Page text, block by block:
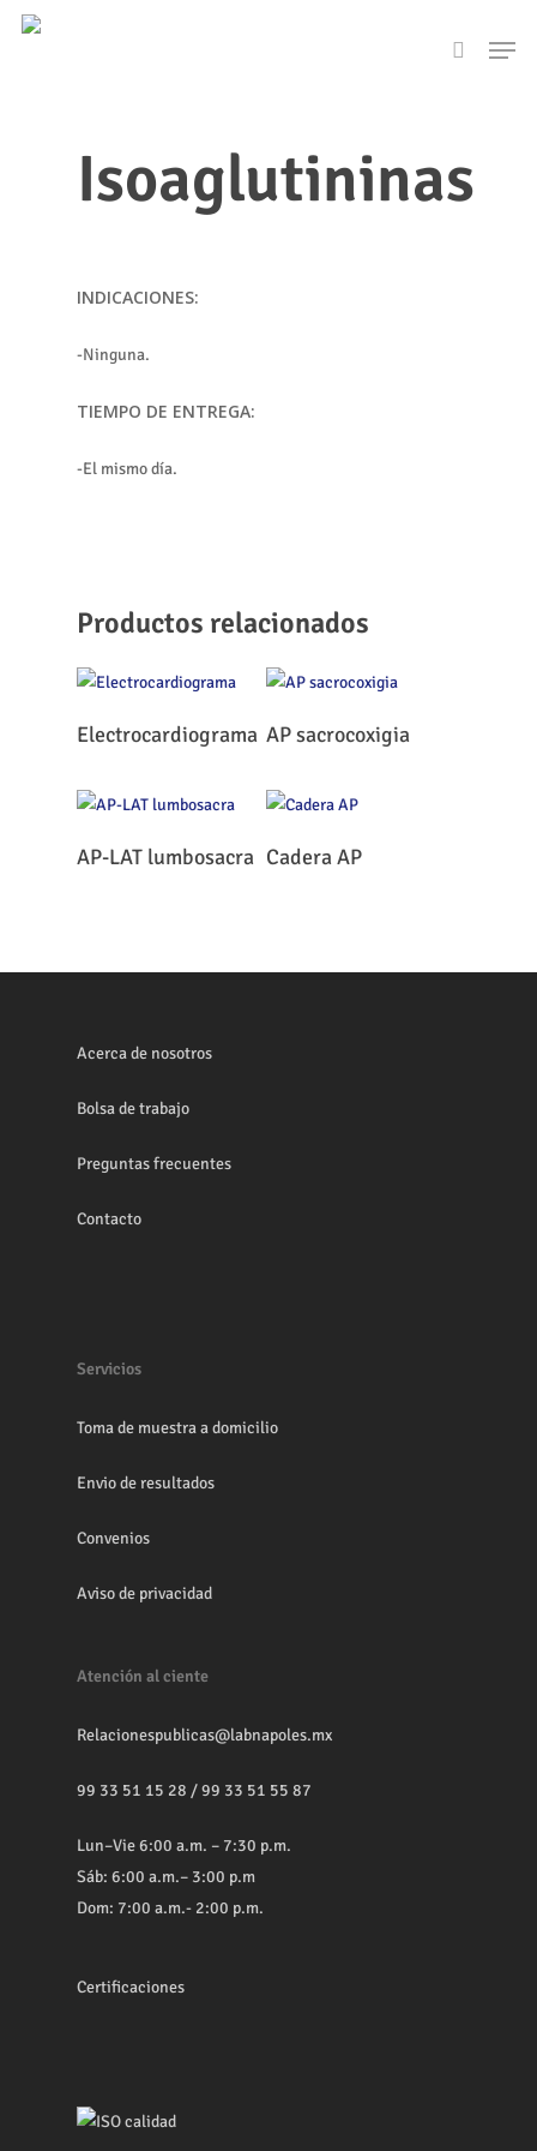
Skip
search
Isoaglutininas
INDICACIONES:
-Ninguna.
TIEMPO DE ENTREGA:
-El mismo día.
Productos relacionados
Leer Más
Electrocardiograma Leer Más
AP sacrocoxigia
Leer Más
AP-LAT lumbosacra Leer Más
Cadera AP
Acerca de nosotros
Bolsa de trabajo
Preguntas frecuentes
Contacto
Servicios
Toma de muestra a domicilio
Envio de resultados
Convenios
Aviso de privacidad
Atención al ciente
Relacionespublicas@labnapoles.mx
99 33 51 15 28 /99 33 51 55 87
Lun–Vie 6:00 a.m. – 7:30 p.m.
Sáb: 6:00 a.m.– 3:00 p.m
Dom: 7:00 a.m.- 2:00 p.m.
Certificaciones